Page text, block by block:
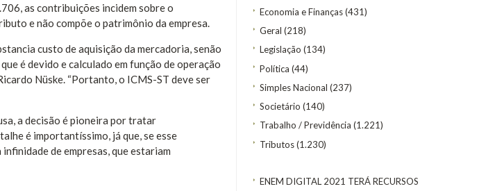
Economia e Finanças(431)
Geral (218)
Legislação (134)
Política (44)
Simples Nacional (237)
Societário (140)
Trabalho / Previdência (1.221)
Tributos(1.230)
ENEM DIGITAL 2021 TERÁ RECURSOS
as contribuições incidem sobre o
e não compõe o patrimônio da empresa.
custo de aquisição da mercadoria, senão
é devido e calculado em função de operação
Nüske. “Portanto, o ICMS-ST deve ser
a decisão é pioneira por tratar
é importantíssimo, já que, se esse
de empresas, que estariam